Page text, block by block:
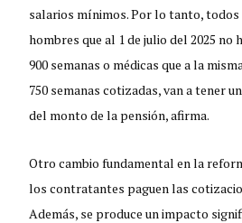
salarios mínimos. Por lo tanto, todos
hombres que al 1 de julio del 2025 no
900 semanas o médicas que a la
750 semanas cotizadas, van a tener
del monto de la pensión, afirma.
Otro cambio fundamental en la
los contratantes paguen las
Además, se produce un impacto